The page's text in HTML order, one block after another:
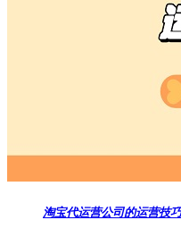
淘宝代运营公司的运营技巧